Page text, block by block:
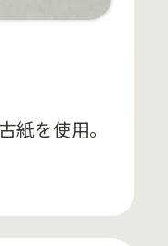
紙を使用。